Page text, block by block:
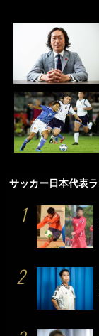
サッカー日本代表